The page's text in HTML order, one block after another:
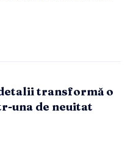
transformă o
una de neuitat